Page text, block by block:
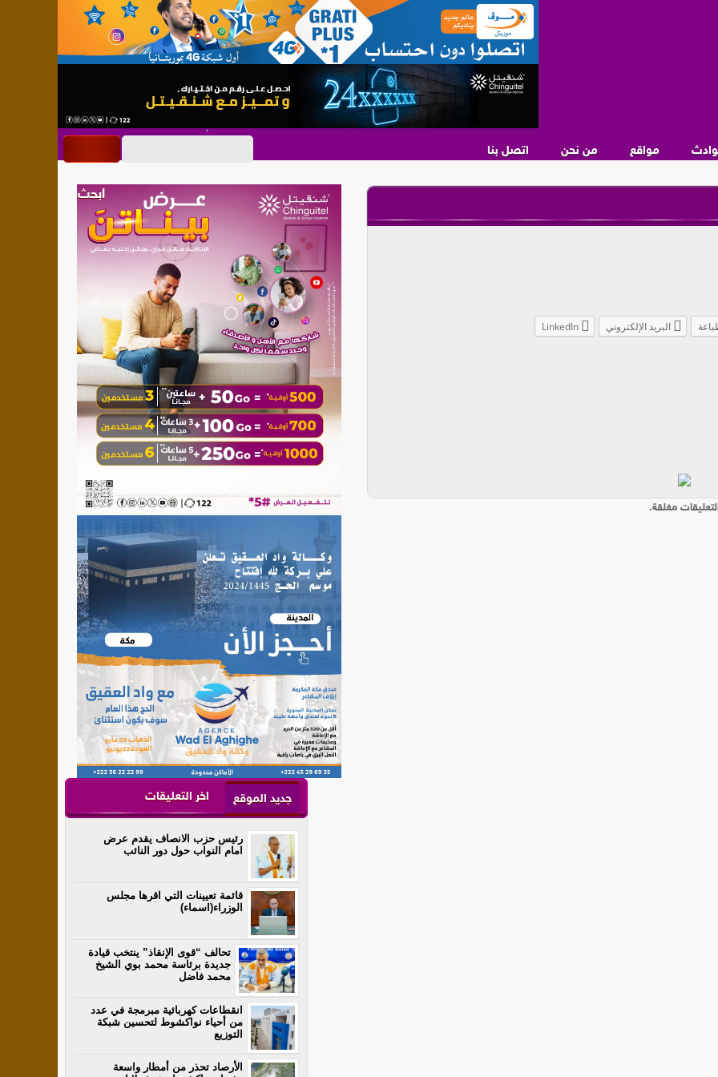
مواقع من نحن اتصل بنا
البريد الإلكتروني LinkedIn
مغلقة.
جديد الموقع اخر التعليقات
رئيس حزب الانصاف يقدم عرض
امام النواب حول دور النائب
قائمة تعيينات التي اقرها مجلس
الوزراء(اسماء)
تحالف “قوى الإنقاذ” ينتخب قيادة
جديدة برئاسة محمد بوي الشيخ
محمد فاضل
انقطاعات كهربائية مبرمجة في عدد
من أحياء نواكشوط لتحسين شبكة
التوزيع
الأرصاد تحذر من أمطار واسعة